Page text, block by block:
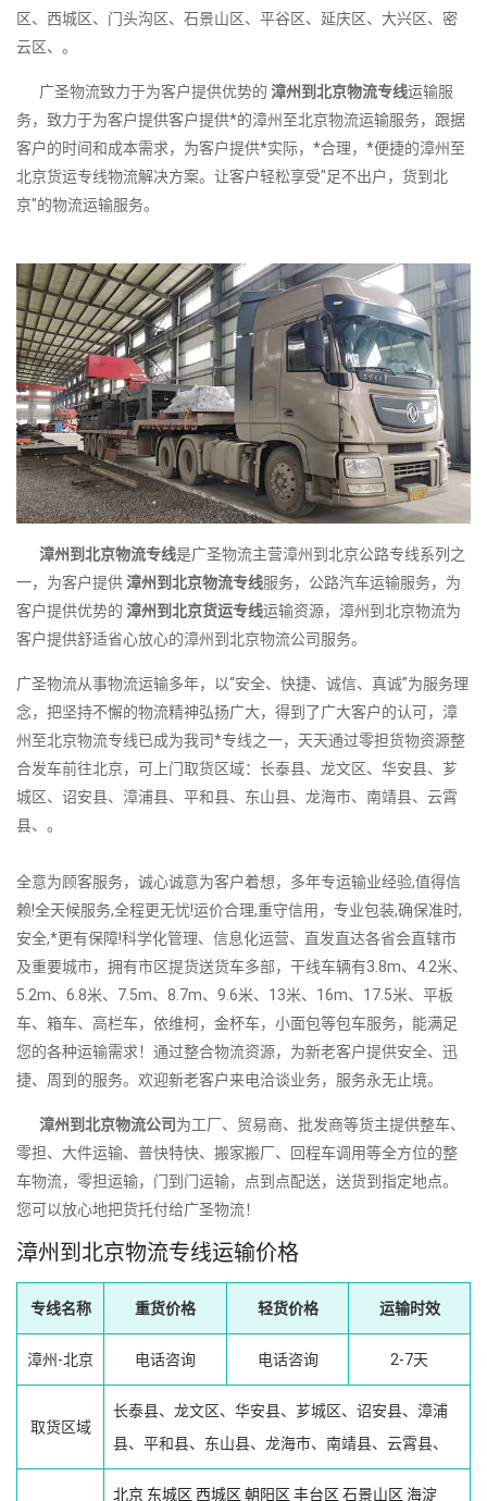
区、西城区、门头沟区、石景山区、平谷区、延庆区、大兴区、密
云区、。
广圣物流致力于为客户提供优势的 漳州到北京物流专线运输服
务，致力于为客户提供客户提供*的漳州至北京物流运输服务，跟据
客户的时间和成本需求，为客户提供*实际，*合理，*便捷的漳州至
北京货运专线物流解决方案。让客户轻松享受"足不出户，货到北
京"的物流运输服务。
漳州到北京物流专线是广圣物流主营漳州到北京公路专线系列之
一，为客户提供漳州到北京物流专线服务，公路汽车运输服务，为
客户提供优势的 漳州到北京货运专线运输资源，漳州到北京物流为
客户提供舒适省心放心的漳州到北京物流公司服务。
广圣物流从事物流运输多年，以“安全、快捷、诚信、真诚”为服务理
念，把坚持不懈的物流精神弘扬广大，得到了广大客户的认可，漳
州至北京物流专线已成为我司*专线之一，天天通过零担货物资源整
合发车前往北京，可上门取货区域：长泰县、龙文区、华安县、芗
城区、诏安县、漳浦县、平和县、东山县、龙海市、南靖县、云霄
县、。
全意为顾客服务，诚心诚意为客户着想，多年专运输业经验,值得信
赖!全天候服务,全程更无忧!运价合理,重守信用，专业包装,确保准时,
安全,*更有保障!科学化管理、信息化运营、直发直达各省会直辖市
及重要城市，拥有市区提货送货车多部，干线车辆有3.8m、4.2米、
5.2m、6.8米、7.5m、8.7m、9.6米、13米、16m、17.5米、平板
车、箱车、高栏车，依维柯，金杯车，小面包等包车服务，能满足
您的各种运输需求！通过整合物流资源，为新老客户提供安全、迅
捷、周到的服务。欢迎新老客户来电洽谈业务，服务永无止境。
漳州到北京物流公司为工厂、贸易商、批发商等货主提供整车、
零担、大件运输、普快特快、搬家搬厂、回程车调用等全方位的整
车物流，零担运输，门到门运输，点到点配送，送货到指定地点。
您可以放心地把货托付给广圣物流！
漳州到北京物流专线运输价格
专线名称 重货价格 轻货价格 运输时效
漳州-北京 电话咨询 电话咨询 2-7天
取货区域
长泰县、龙文区、华安县、芗城区、诏安县、漳浦
县、平和县、东山县、龙海市、南靖县、云霄县、
北京 东城区 西城区 朝阳区 丰台区 石景山区 海淀